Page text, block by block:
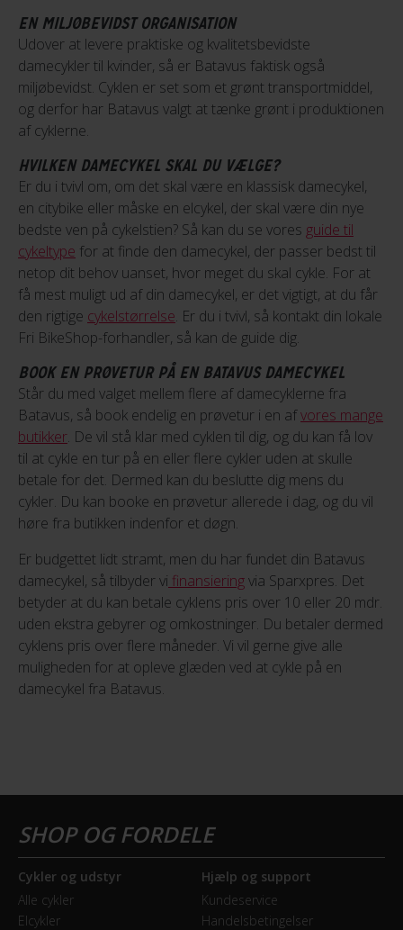
EN MILJØBEVIDST ORGANISATION
Udover at levere praktiske og kvalitetsbevidste
damecykler til kvinder, så er Batavus faktisk også
miljøbevidst. Cyklen er set som et grønt transportmiddel,
og derfor har Batavus valgt at tænke grønt i produktionen
af cyklerne.
HVILKEN DAMECYKEL SKAL DU VÆLGE?
Er du i tvivl om, om det skal være en klassisk damecykel,
en citybike eller måske en elcykel, der skal være din nye
bedste ven på cykelstien? Så kan du se vores guide til
cykeltype for at finde den damecykel, der passer bedst til
netop dit behov uanset, hvor meget du skal cykle. For at
få mest muligt ud af din damecykel, er det vigtigt, at du får
den rigtige cykelstørrelse. Er du i tvivl, så kontakt din lokale
Fri BikeShop-forhandler, så kan de guide dig.
BOOK EN PRØVETUR PÅ EN BATAVUS DAMECYKEL
Står du med valget mellem flere af damecyklerne fra
Batavus, så book endelig en prøvetur i en afvores mange
butikker. De vil stå klar med cyklen til dig, og du kan få lov
til at cykle en tur på en eller flere cykler uden at skulle
betale for det. Dermed kan du beslutte dig mens du
cykler. Du kan booke en prøvetur allerede i dag, og du vil
høre fra butikken indenfor et døgn.
Er budgettet lidt stramt, men du har fundet din Batavus
damecykel, så tilbyder vi finansieringvia Sparxpres. Det
betyder at du kan betale cyklens pris over 10 eller 20 mdr.
uden ekstra gebyrer og omkostninger. Du betaler dermed
cyklens pris over flere måneder. Vi vil gerne give alle
muligheden for at opleve glæden ved at cykle på en
damecykel fra Batavus.
Cykler og udstyr
Alle cykler
Elcykler
Hjælp og support
Kundeservice
Handelsbetingelser